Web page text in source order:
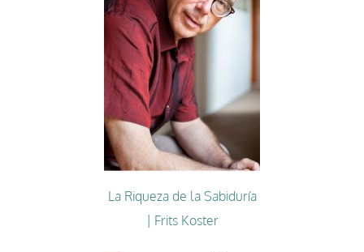
La Riqueza de la Sabiduría
| Frits Koster